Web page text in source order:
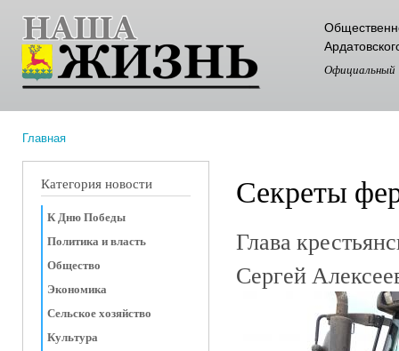
Официальный
Главная
Категория новости
К Дню Победы
Политика и власть
Общество
Экономика
Сельское хозяйство
Культура
Секреты
Глава
Сергей